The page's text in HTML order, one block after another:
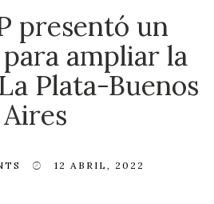
presentó un
ampliar la
Plata-Buenos
Aires
12 ABRIL, 2022